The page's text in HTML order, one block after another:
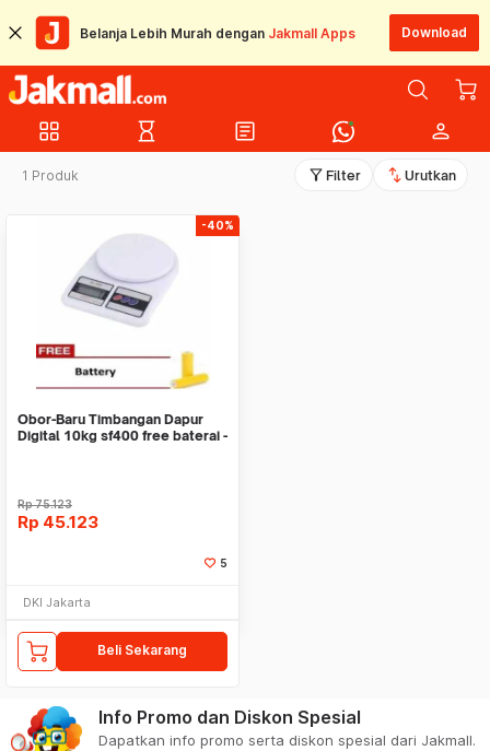
Belanja Lebih Murah dengan Jakmall Apps Download
grid_view hourglass_empty article person
1 Produk filter_alt Filter swap_vert Urutkan
-40%
Obor-Baru Timbangan Dapur
Digital 10kg sf400 free baterai -
Rp75.123
Rp 45.123
5
DKI Jakarta
Beli Sekarang
Info Promo dan Diskon Spesial
Dapatkan info promo serta diskon spesial dari Jakmall.